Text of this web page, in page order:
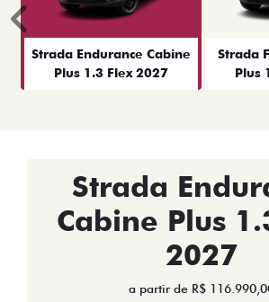
Strada Endurance Cabine
Plus 1.3 Flex 2027
Strada
Plus
Anterior
Strada
Cabine Plus
2027
a partir de R$